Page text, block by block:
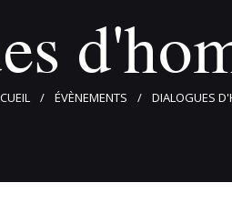
ÉVÈNEMENTS DIALOGUES